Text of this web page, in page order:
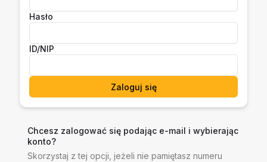
Hasło
ID/NIP
Zaloguj się
Chcesz zalogować się podając e-mail i wybierając
konto?
Skorzystaj z tej opcji, jeżeli nie pamiętasz numeru